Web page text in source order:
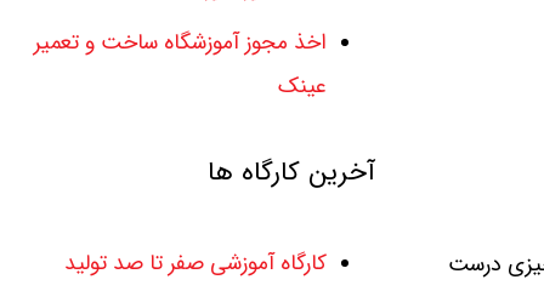
درست
اخذ مجوز آموزشگاه ساخت و تعمیر
عینک
آخرین کارگاه ها
کارگاه آموزشی صفر تا صد تولید